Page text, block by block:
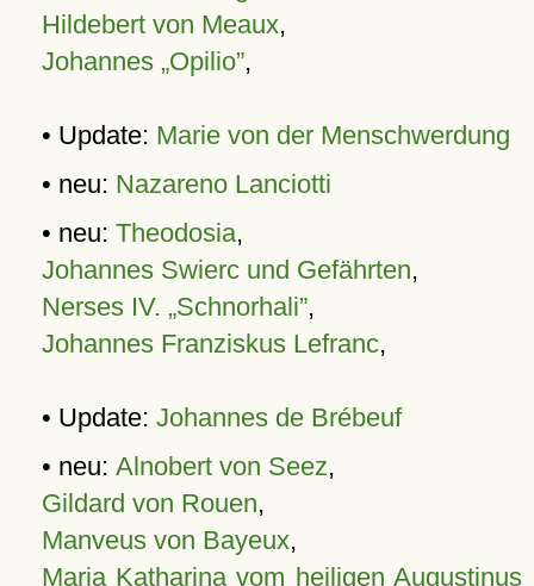
Hildebert von Meaux,
Johannes „Opilio”,
• Update: Marie von der Menschwerdung
• neu: Nazareno Lanciotti
• neu: Theodosia,
Johannes Swierc und Gefährten,
Nerses IV. „Schnorhali”,
Johannes Franziskus Lefranc,
• Update: Johannes de Brébeuf
• neu: Alnobert von Seez,
Gildard von Rouen,
Manveus von Bayeux,
Maria Katharina vom heiligen Augustinus